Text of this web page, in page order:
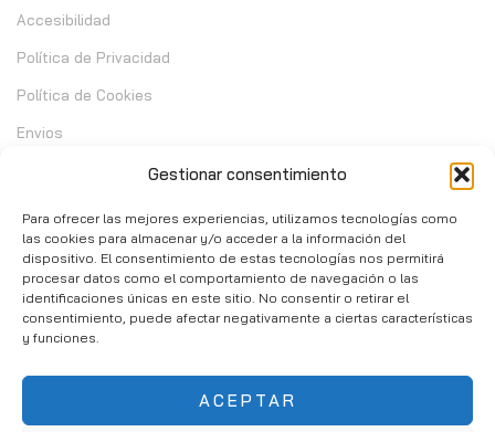
Gestionar consentimiento
Para ofrecer las mejores experiencias, utilizamos tecnologías como
las cookies para almacenar y/o acceder a la información del
dispositivo. El consentimiento de estas tecnologías nos permitirá
procesar datos como el comportamiento de navegación o las
identificaciones únicas en este sitio. No consentir o retirar el
consentimiento, puede afectar negativamente a ciertas características
y funciones.
ACEPTAR
Accesibilidad
Política de Privacidad
Política de Cookies
Envios
Contacto
C/ Telera de Cortijo Chico 14 - Mijas 29651
info@consumibleshop.es